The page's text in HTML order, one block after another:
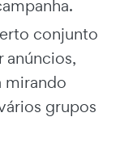
conjunto
anúncios,
mirando
grupos